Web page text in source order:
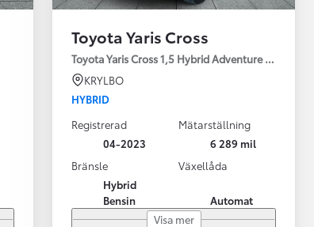
Vi har Sveriges mest nöjda
Toyota Yaris Cross
Toyota Yaris Cross 1,5 Hybrid Adventure Drag V-
KRYLBO
HYBRID
Registrerad
04-2023
Mätarställning
6 289 mil
Bränsle
Hybrid
Bensin
Växellåda
Automat
Visa mer